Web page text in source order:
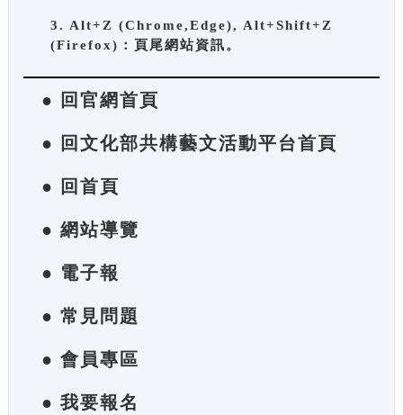
3. Alt+Z (Chrome,Edge), Alt+Shift+Z
(Firefox)：頁尾網站資訊。
● 回官網首頁
● 回文化部共構藝文活動平台首頁
● 回首頁
● 網站導覽
● 電子報
● 常見問題
● 會員專區
● 我要報名